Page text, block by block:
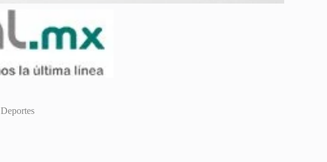
Deportes